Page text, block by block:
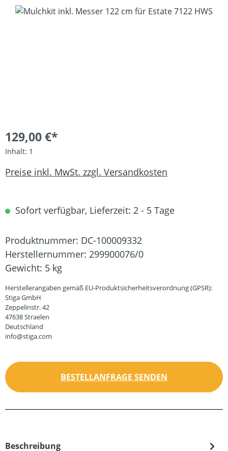
Bildergalerie überspringen
129,00 €*
Inhalt: 1
Preise inkl. MwSt. zzgl. Versandkosten
Sofort verfügbar, Lieferzeit: 2 - 5 Tage
Produktnummer: DC-100009332
Herstellernummer: 299900076/0
Gewicht: 5 kg
Herstellerangaben gemäß EU-Produktsicherheitsverordnung (GPSR):
Stiga GmbH
Zeppelinstr. 42
47638 Straelen
Deutschland
info@stiga.com
BESTELLANFRAGE SENDEN
Beschreibung